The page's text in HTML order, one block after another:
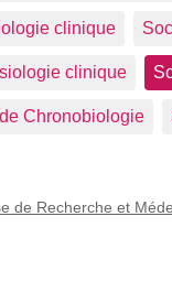
clinique
clinique
Chronobiologie
de Recherche et